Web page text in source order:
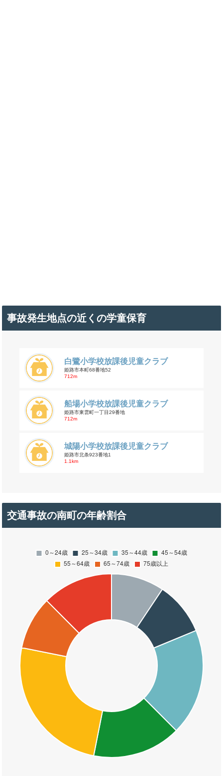
事故発生地点の近くの学童保育
白鷺小学校放課後児童クラブ
姫路市本町68番地52
712m
船場小学校放課後児童クラブ
姫路市東雲町一丁目29番地
712m
城陽小学校放課後児童クラブ
姫路市北条923番地1
1.1km
交通事故の南町の年齢割合